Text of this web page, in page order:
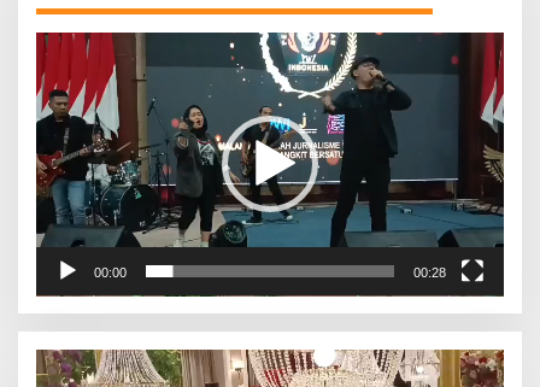
Pemutar
Video
00:00 00:28
Pemutar
Video